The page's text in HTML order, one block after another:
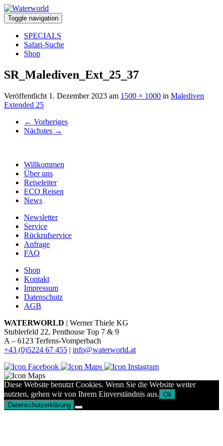
Toggle navigation
SPECIALS
Safari-Suche
Shop
SR_Malediven_Ext_25_37
Veröffentlicht 1. Dezember 2023 am 1500 × 1000 in Malediven
Extended 25
← Vorheriges
Nächstes →
Willkommen
Über uns
Reiseleiter
ECO Reisen
News
Newsletter
Service
Rückrufservice
Anfrage
FAQ
Shop
Kontakt
Impressum
Datenschutz
AGB
WATERWORLD | Werner Thiele KG
Stublerfeld 22, Penthouse Top 7 & 9
A – 6123 Terfens-Vomperbach
+43 (0)5224 67 455 | info@waterworld.at
Diese Website benutzt Cookies. Wenn Sie die Website weiter
nutzten, gehen wir von Ihrem Einverständnis aus. Ok
Datenschutzerklärung